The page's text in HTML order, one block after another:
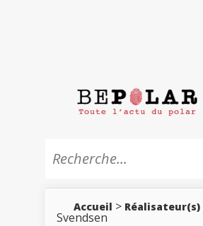
Accueil > Réalisateur(s)
Svendsen